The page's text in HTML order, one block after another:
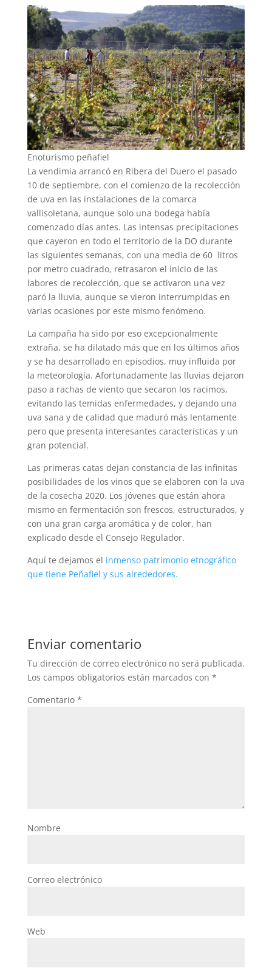
Enoturismo peñafiel
La vendimia arrancó en Ribera del Duero el pasado
10 de septiembre, con el comienzo de la recolección
de uva en las instalaciones de la comarca
vallisoletana, aunque solo una bodega había
comenzado días antes. Las intensas precipitaciones
que cayeron en todo el territorio de la DO durante
las siguientes semanas, con una media de 60 litros
por metro cuadrado, retrasaron el inicio de las
labores de recolección, que se activaron una vez
paró la lluvia, aunque se vieron interrumpidas en
varias ocasiones por este mismo fenómeno.
La campaña ha sido por eso excepcionalmente
extraña, se ha dilatado más que en los últimos años
y se ha desarrollado en episodios, muy influida por
la meteorología. Afortunadamente las lluvias dejaron
paso a rachas de viento que secaron los racimos,
evitando las temidas enfermedades, y dejando una
uva sana y de calidad que maduró más lentamente
pero que presenta interesantes características y un
gran potencial.
Las primeras catas dejan constancia de las infinitas
posibilidades de los vinos que se elaboren con la uva
de la cosecha 2020. Los jóvenes que están ahora
mismo en fermentación son frescos, estructurados, y
con una gran carga aromática y de color, han
explicado desde el Consejo Regulador.
Aquí te dejamos el inmenso patrimonio etnográfico
que tiene Peñafiel y sus alrededores.
Enviar comentario
Tu dirección de correo electrónico no será publicada.
Los campos obligatorios están marcados con *
Comentario *
Nombre
Correo electrónico
Web